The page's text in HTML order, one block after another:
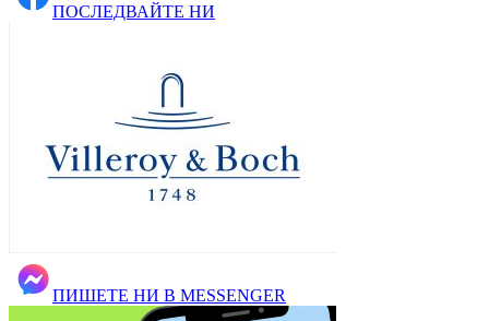
ПОСЛЕДВАЙТЕ НИ
ПИШЕТЕ НИ В MESSENGER